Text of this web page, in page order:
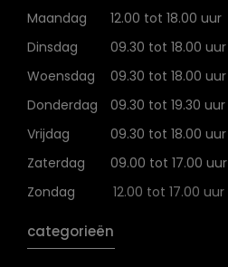
Maandag
12.00 tot 18.00 uur
Dinsdag
09.30 tot 18.00 uur
Woensdag
09.30 tot 18.00 uur
Donderdag
09.30 tot 19.30 uur
Vrijdag
09.30 tot 18.00 uur
Zaterdag
09.00 tot 17.00 uur
Zondag
12.00 tot 17.00 uur
categorieën